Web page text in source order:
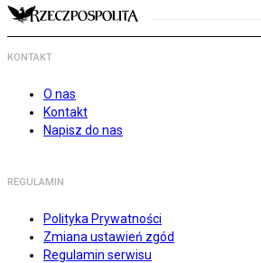
KONTAKT
O nas
Kontakt
Napisz do nas
REGULAMIN
Polityka Prywatności
Zmiana ustawień zgód
Regulamin serwisu